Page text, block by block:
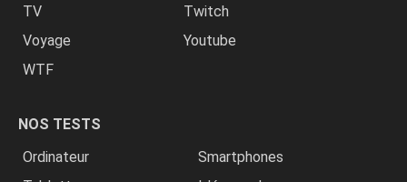
TV
Twitch
Voyage
Youtube
WTF
NOS TESTS
Ordinateur
Smartphones